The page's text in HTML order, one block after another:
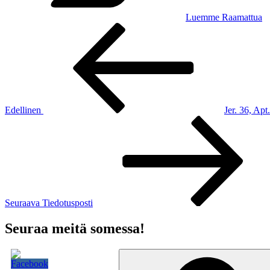
Luemme Raamattua
Edellinen
Jer. 36,
Seuraava Tiedotusposti
Seuraa meitä somessa!
Etsi: